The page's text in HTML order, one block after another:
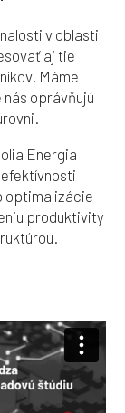
v oblasti
aj tie
Máme
oprávňujú
Energia
efektívnosti
optimalizácie
produktivity